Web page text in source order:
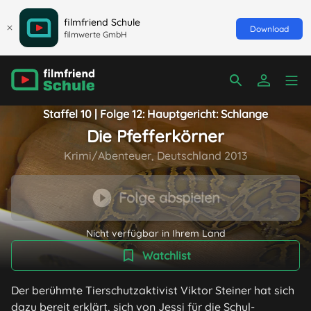
filmfriend Schule
filmwerte GmbH
Download
Staffel 10 | Folge 12: Hauptgericht: Schlange
Die Pfefferkörner
Krimi/Abenteuer, Deutschland 2013
Folge abspielen
Nicht verfügbar in Ihrem Land
Watchlist
Der berühmte Tierschutzaktivist Viktor Steiner hat sich
dazu bereit erklärt, sich von Jessi für die Schul-